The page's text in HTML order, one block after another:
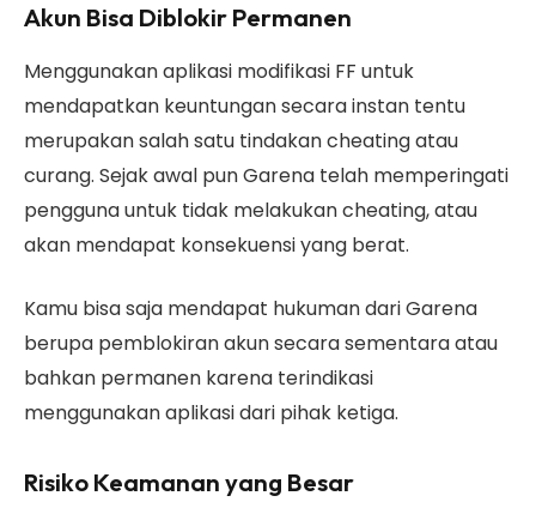
Akun Bisa Diblokir Permanen
Menggunakan aplikasi modifikasi FF untuk
mendapatkan keuntungan secara instan tentu
merupakan salah satu tindakan cheating atau
curang. Sejak awal pun Garena telah memperingati
pengguna untuk tidak melakukan cheating, atau
akan mendapat konsekuensi yang berat.
Kamu bisa saja mendapat hukuman dari Garena
berupa pemblokiran akun secara sementara atau
bahkan permanen karena terindikasi
menggunakan aplikasi dari pihak ketiga.
Risiko Keamanan yang Besar